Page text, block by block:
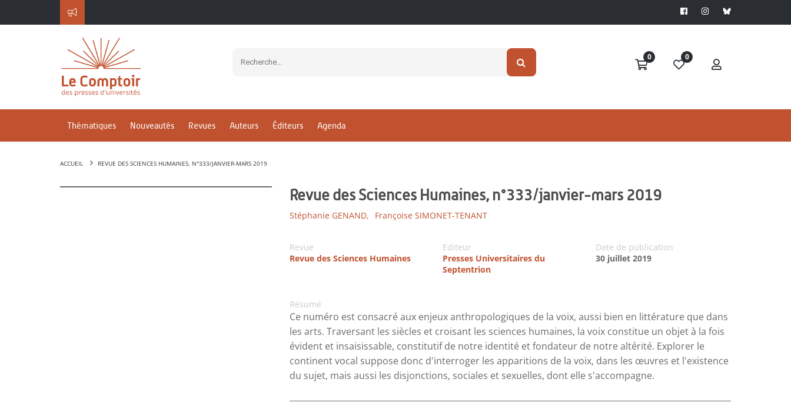
0 0
Thématiques Nouveautés Revues Auteurs Éditeurs Agenda
ACCUEIL REVUE DES SCIENCES HUMAINES, N°333/JANVIER-MARS 2019
Revue des Sciences Humaines, n°333/janvier-mars 2019
Stéphanie GENAND, Françoise SIMONET-TENANT
Revue
Revue des Sciences Humaines
Editeur
Presses Universitaires du
Septentrion
Date de publication
30 juillet 2019
Résumé
Ce numéro est consacré aux enjeux anthropologiques de la voix, aussi bien en littérature que dans
les arts. Traversant les siècles et croisant les sciences humaines, la voix constitue un objet à la fois
évident et insaisissable, constitutif de notre identité et fondateur de notre altérité. Explorer le
continent vocal suppose donc d'interroger les apparitions de la voix, dans les œuvres et l'existence
du sujet, mais aussi les disjonctions, sociales et sexuelles, dont elle s'accompagne.